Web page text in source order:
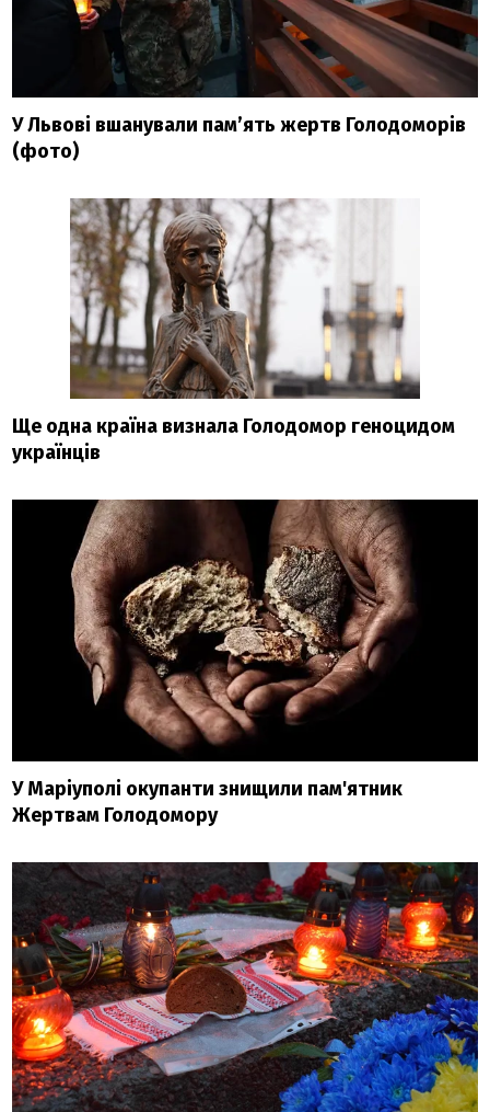
У Львові вшанували пам’ять жертв Голодоморів
(фото)
Ще одна країна визнала Голодомор геноцидом
українців
У Маріуполі окупанти знищили пам'ятник
Жертвам Голодомору